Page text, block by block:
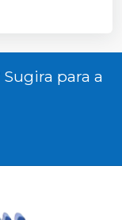
Sugira para a